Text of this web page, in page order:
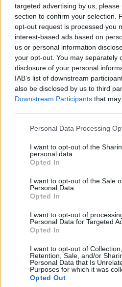
targeted advertising by us,
section to confirm your selection.
opt-out request is processed you
interest-based ads based on
us or personal information
your opt-out. You may separately
disclosure of your personal
IAB’s list of downstream
also be disclosed by us to third
Downstream Participants that
Personal Data Processing
I want to opt-out of the
personal data.
Opted In
I want to opt-out of the Sale
Personal Data.
Opted In
I want to opt-out of
Personal Data for Targeted
Opted In
I want to opt-out of
Retention, Sale, and/or
Personal Data that Is
Purposes for which it was
Opted Out
καλώδια της ΔΕΗ),
από την πηγή.
Ξεκινήστε
αναζωογόνηση, αν το
σημάδια κυκλοφορίας
αναπνοή, ο βήχας και
Προσπαθήστε να
που επλήγη από
στο παγωμένο χώμα.
Εφαρμόστε έναν
καμένες περιοχές με
καθαρό πανί. Μην
κουβέρτα ή πετσέτα,
μπορεί να
Πηγή:http://
ΔΙΑΒΑΣΤΕ ΕΠΙΣΗΣ
Αλκοόλ: Πώς να
δηλητηρίαση και από